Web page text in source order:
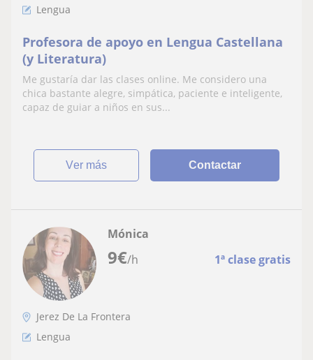
Lengua
Profesora de apoyo en Lengua Castellana
(y Literatura)
Me gustaría dar las clases online. Me considero una
chica bastante alegre, simpática, paciente e inteligente,
capaz de guiar a niños en sus...
ver más Contactar
9€/h 1ª clase gratis
Mónica
Jerez De La Frontera
Lengua